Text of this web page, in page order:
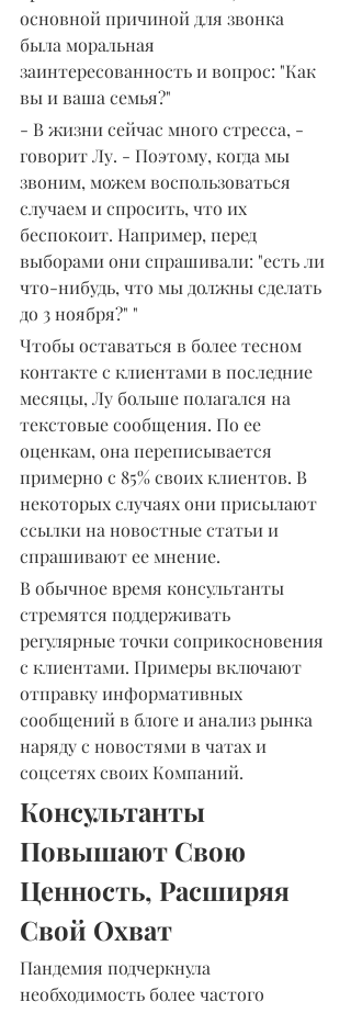
основной причиной для звонка
была моральная
заинтересованность и вопрос: "Как
вы и ваша семья?"
- В жизни сейчас много стресса, -
говорит Лу. - Поэтому, когда мы
звоним, можем воспользоваться
случаем и спросить, что их
беспокоит. Например, перед
выборами они спрашивали: "есть ли
что-нибудь, что мы должны сделать
до 3 ноября?" "
Чтобы оставаться в более тесном
контакте с клиентами в последние
месяцы, Лу больше полагался на
текстовые сообщения. По ее
оценкам, она переписывается
примерно с 85% своих клиентов. В
некоторых случаях они присылают
ссылки на новостные статьи и
спрашивают ее мнение.
В обычное время консультанты
стремятся поддерживать
регулярные точки соприкосновения
с клиентами. Примеры включают
отправку информативных
сообщений в блоге и анализ рынка
наряду с новостями в чатах и
соцсетях своих Компаний.
Консультанты
Повышают Свою
Ценность, Расширяя
Свой Охват
Пандемия подчеркнула
необходимость более частого